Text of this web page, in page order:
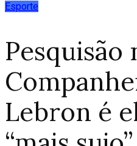
Esporte
Pesquisão
Lebron é